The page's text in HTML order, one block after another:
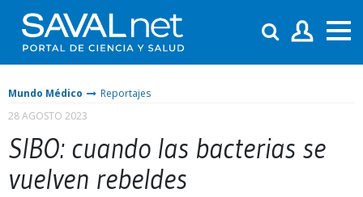
Mundo Médico
Reportajes
28 AGOSTO 2023
SIBO: cuando las bacterias se
vuelven rebeldes